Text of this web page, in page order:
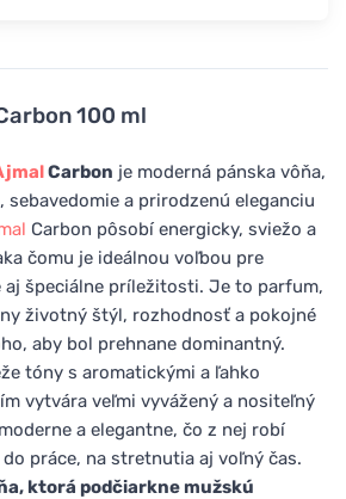
100 ml
Carbon je moderná pánska vôňa,
a prirodzenú eleganciu
Carbon pôsobí energicky, sviežo a
čomu je ideálnou voľbou pre
aj špeciálne príležitosti. Je to parfum,
životný štýl, rozhodnosť a pokojné
aby bol prehnane dominantný.
tóny s aromatickými a ľahko
vytvára veľmi vyvážený a nositeľný
a elegantne, čo z nej robí
práce, na stretnutia aj voľný čas.
ktorá podčiarkne mužskú